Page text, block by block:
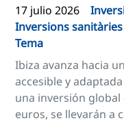
17 julio 2026
Inversions
Tema
Ibiza avanza hacia
accesible y
una inversión
euros, se llevarán a